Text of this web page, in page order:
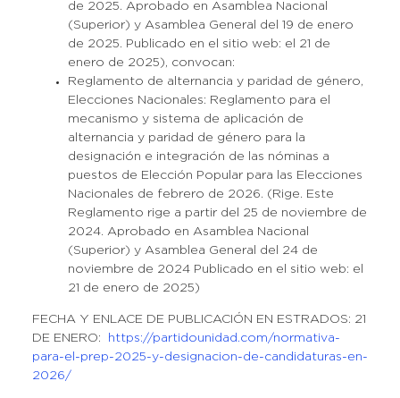
de 2025. Aprobado en Asamblea Nacional
(Superior) y Asamblea General del 19 de enero
de 2025. Publicado en el sitio web: el 21 de
enero de 2025), convocan:
Reglamento de alternancia y paridad de género,
Elecciones Nacionales: Reglamento para el
mecanismo y sistema de aplicación de
alternancia y paridad de género para la
designación e integración de las nóminas a
puestos de Elección Popular para las Elecciones
Nacionales de febrero de 2026. (Rige. Este
Reglamento rige a partir del 25 de noviembre de
2024. Aprobado en Asamblea Nacional
(Superior) y Asamblea General del 24 de
noviembre de 2024 Publicado en el sitio web: el
21 de enero de 2025)
FECHA Y ENLACE DE PUBLICACIÓN EN ESTRADOS: 21
DE ENERO:
https://partidounidad.com/normativa-
para-el-prep-2025-y-designacion-de-candidaturas-en-
2026/